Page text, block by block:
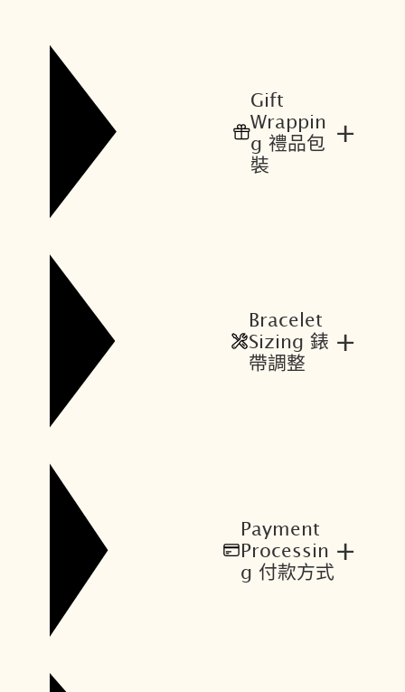
Gift
Wrappin
g 禮品包
裝
+
Bracelet
Sizing 錶
帶調整
+
Payment
Processin
g 付款方式
+